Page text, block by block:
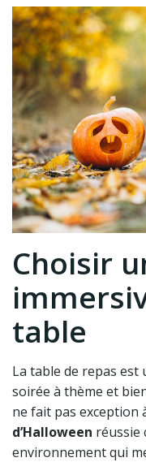
Choisir
table
La table de repas
soirée à thème et
ne fait pas exception
d’Halloween réussie
environnement qui